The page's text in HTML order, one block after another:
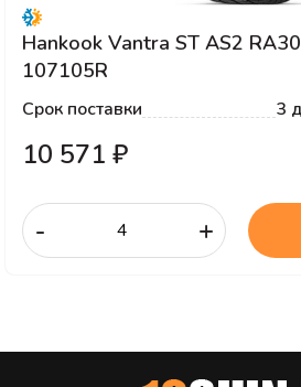
Hankook Vantra ST AS2
107105R
Срок поставки 3
10 571 ₽
- +